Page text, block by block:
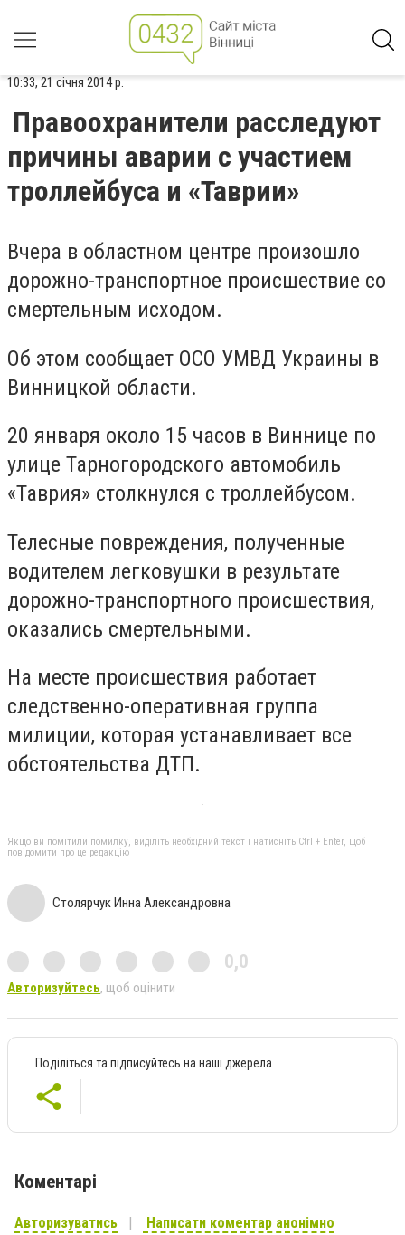
10:33, 21 січня 2014 р.
Правоохранители расследуют
причины аварии с участием
троллейбуса и «Таврии»
Вчера в областном центре произошло
дорожно-транспортное происшествие со
смертельным исходом.
Об этом сообщает ОСО УМВД Украины в
Винницкой области.
20 января около 15 часов в Виннице по
улице Тарногородского автомобиль
«Таврия» столкнулся с троллейбусом.
Телесные повреждения, полученные
водителем легковушки в результате
дорожно-транспортного происшествия,
оказались смертельными.
На месте происшествия работает
следственно-оперативная группа
милиции, которая устанавливает все
обстоятельства ДТП.
Якщо ви помітили помилку, виділіть необхідний текст і натисніть Ctrl + Enter, щоб
повідомити про це редакцію
Столярчук Инна Александровна
0,0
Авторизуйтесь, щоб оцінити
Поділіться та підписуйтесь на наші джерела
Коментарі
Авторизуватись Написати коментар анонімно